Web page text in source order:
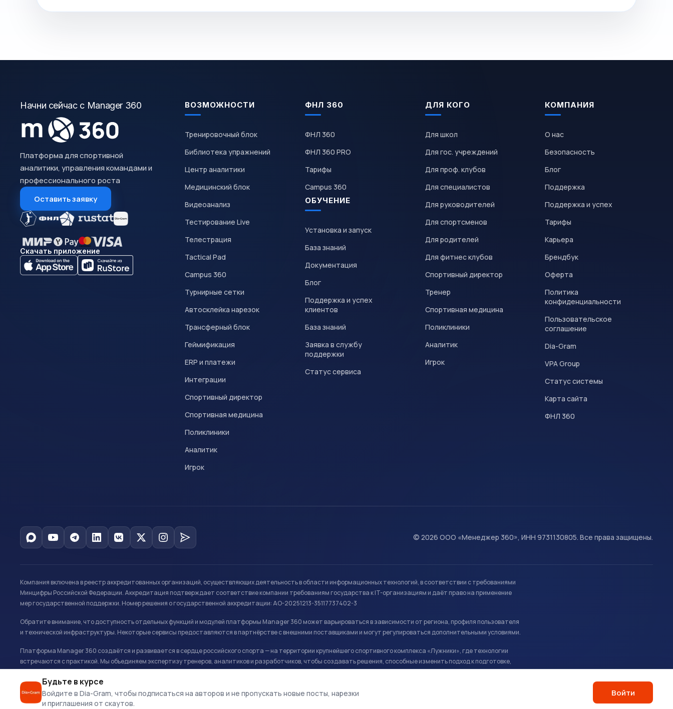
Будьте в курсе
Войдите в Dia-Gram, чтобы подписаться на авторов и не пропускать новые посты, нарезки
и приглашения от скаутов.
Войти
Начни сейчас с Manager 360
Платформа для спортивной
аналитики, управления командами и
профессионального роста
Оставить заявку
Скачать приложение
ВОЗМОЖНОСТИ
Тренировочный блок
Библиотека упражнений
Центр аналитики
Медицинский блок
Видеоанализ
Тестирование Live
Телестрация
Tactical Pad
Campus 360
Турнирные сетки
Автосклейка нарезок
Трансферный блок
Геймификация
ERP и платежи
Интеграции
Спортивный директор
Спортивная медицина
Поликлиники
Аналитик
Игрок
ФНЛ 360
ФНЛ 360
ФНЛ 360 PRO
Тарифы
Campus 360
ОБУЧЕНИЕ
Установка и запуск
База знаний
Документация
Блог
Поддержка и успех
клиентов
База знаний
Заявка в службу
поддержки
Статус сервиса
ДЛЯ КОГО
Для школ
Для гос. учреждений
Для проф. клубов
Для специалистов
Для руководителей
Для спортсменов
Для родителей
Для фитнес клубов
Спортивный директор
Тренер
Спортивная медицина
Поликлиники
Аналитик
Игрок
КОМПАНИЯ
О нас
Безопасность
Блог
Поддержка
Поддержка и успех
Тарифы
Карьера
Брендбук
Оферта
Политика
конфиденциальности
Пользовательское
соглашение
Dia-Gram
VPA Group
Статус системы
Карта сайта
ФНЛ 360
© 2026 ООО «Менеджер 360», ИНН 9731130805. Все права защищены.
Компания включена в реестр аккредитованных организаций, осуществляющих деятельность в области информационных технологий, в соответствии с требованиями
Минцифры Российской Федерации. Аккредитация подтверждает соответствие компании требованиям государства к IT-организациям и даёт право на применение
мер государственной поддержки. Номер решения о государственной аккредитации: АО-20251213-35117737402-3
Обратите внимание, что доступность отдельных функций и модулей платформы Manager 360 может варьироваться в зависимости от региона, профиля пользователя
и технической инфраструктуры. Некоторые сервисы предоставляются в партнёрстве с внешними поставщиками и могут регулироваться дополнительными условиями.
Платформа Manager 360 создаётся и развивается в сердце российского спорта — на территории крупнейшего спортивного комплекса «Лужники», где технологии
встречаются с практикой. Мы объединяем экспертизу тренеров, аналитиков и разработчиков, чтобы создавать решения, способные изменить подход к подготовке,
развитию и управлению в спорте.
Офис: г. Москва, Олимпийский комплекс «Лужники», Большая спортивная арена, ул. Лужники 24с1.